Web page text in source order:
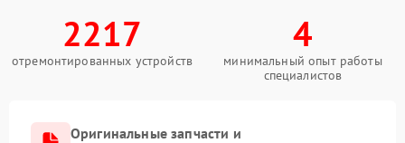
2217
отремонтированных устройств
4
минимальный опыт работы
специалистов
Оригинальные запчасти и